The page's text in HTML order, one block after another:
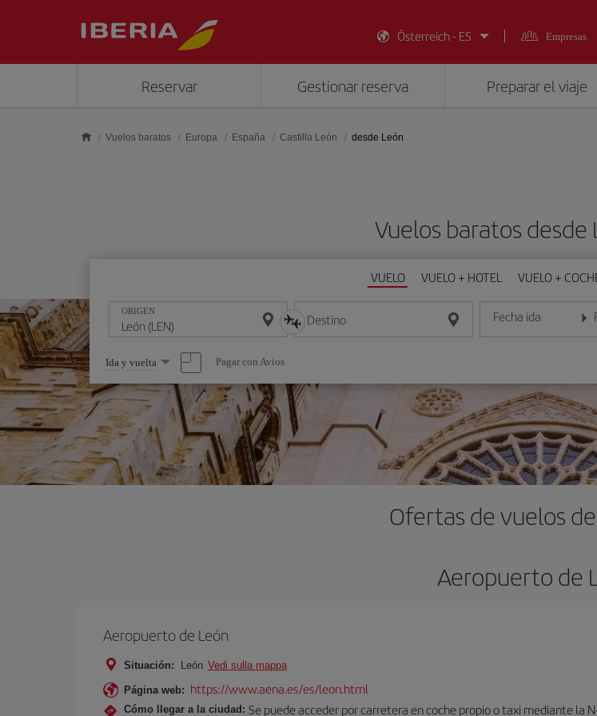
Österreich - ES
Empresas
Reservar Gestionar reserva Preparar el viaje
Vuelos baratos Europa España Castilla León desde León
Vuelos baratos desde
VUELO VUELO + HOTEL VUELO +
ORIGEN Destino Fecha ida
Introduce la fecha en
Seleccione
una
opción
Ida y vuelta Pagar con Avios
Ofertas de vuelos
Aeropuerto de
Aeropuerto de León
Situación: León Vedi sulla mappa
Página web: https://www.aena.es/es/leon.html
Cómo llegar a la ciudad: Se puede acceder por carretera en coche propio o taxi mediante la